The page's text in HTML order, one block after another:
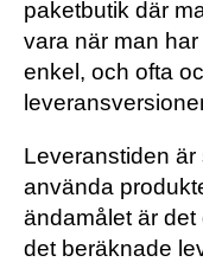
paketbutik där
vara när man
enkel, och ofta
Leveranstiden
använda
ändamålet är det
det beräknade